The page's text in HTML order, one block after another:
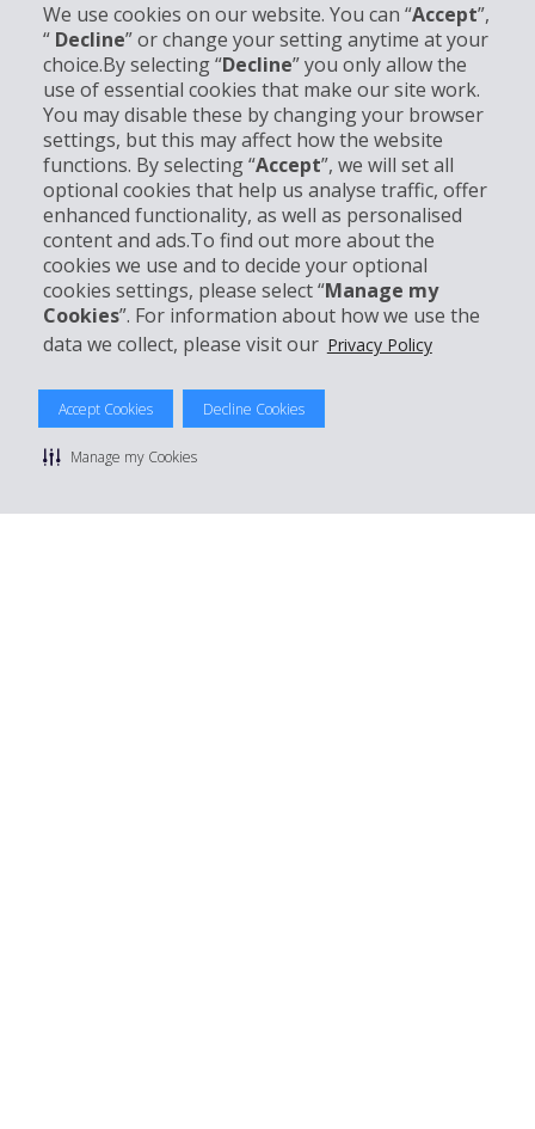
We use cookies on our website. You can “Accept”,
“ Decline” or change your setting anytime at your
choice.By selecting “Decline” you only allow the
use of essential cookies that make our site work.
You may disable these by changing your browser
settings, but this may affect how the website
functions. By selecting “Accept”, we will set all
optional cookies that help us analyse traffic, offer
enhanced functionality, as well as personalised
content and ads.To find out more about the
cookies we use and to decide your optional
cookies settings, please select “Manage my
Cookies”. For information about how we use the
data we collect, please visit our Privacy Policy
Accept Cookies Decline Cookies
Manage my Cookies
Info su Hertz
Business
Customer Service
Prenota con Hertz
© 2026 The Hertz System, Inc.
Privacy Policy | Condizioni di Utilizzo | Termini e Condizioni di
noleggio
Mappa sito Hertz